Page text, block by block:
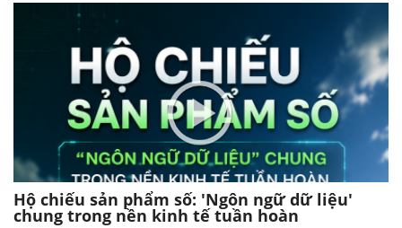
Hộ chiếu sản phẩm số: 'Ngôn ngữ dữ liệu'
chung trong nền kinh tế tuần hoàn